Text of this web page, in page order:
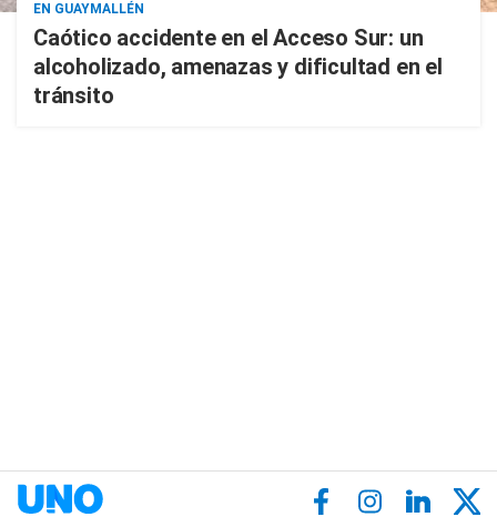
EN GUAYMALLÉN
Caótico accidente en el Acceso Sur: un
alcoholizado, amenazas y dificultad en el
tránsito